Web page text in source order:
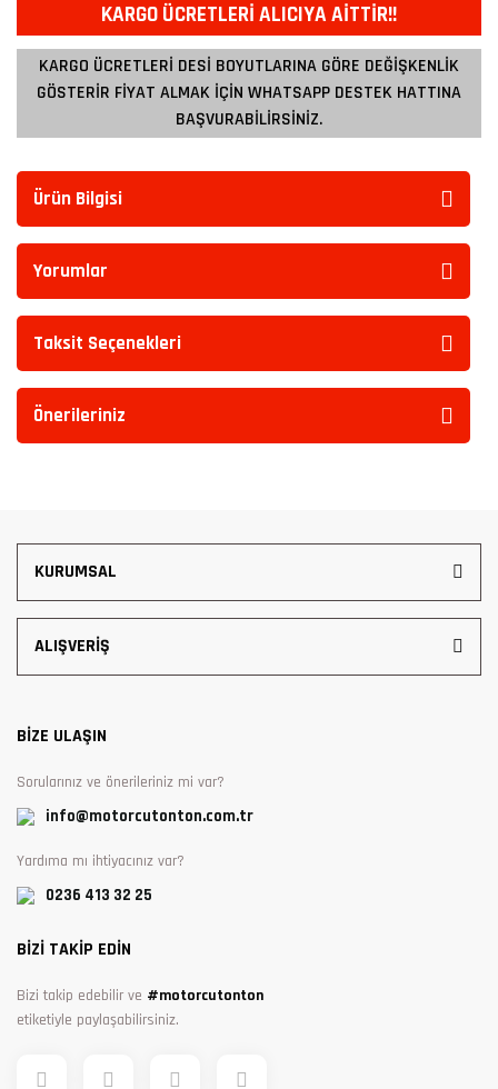
KARGO ÜCRETLERİ ALICIYA AİTTİR!!
KARGO ÜCRETLERİ DESİ BOYUTLARINA GÖRE DEĞİŞKENLİK
GÖSTERİR FİYAT ALMAK İÇİN WHATSAPP DESTEK HATTINA
BAŞVURABİLİRSİNİZ.
Ürün Bilgisi
Yorumlar
Taksit Seçenekleri
Önerileriniz
KURUMSAL
ALIŞVERİŞ
BİZE ULAŞIN
Sorularınız ve önerileriniz mi var?
info@motorcutonton.com.tr
Yardıma mı ihtiyacınız var?
0236 413 32 25
BİZİ TAKİP EDİN
Bizi takip edebilir ve #motorcutonton
etiketiyle paylaşabilirsiniz.